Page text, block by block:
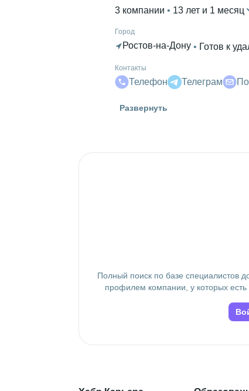
3 компании 13 лет и 1 месяц
Город
Ростов-на-Дону • Готов к
Контакты
Телефон Телеграм
ПНИПУ • Аэрокосмический • 3
Развернуть
Полный поиск по базе специалистов
профилем компании, у которых есть